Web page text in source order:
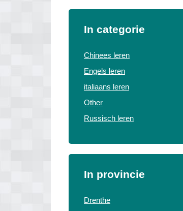
In categorie
Chinees leren
Engels leren
italiaans leren
Other
Russisch leren
In provincie
Drenthe